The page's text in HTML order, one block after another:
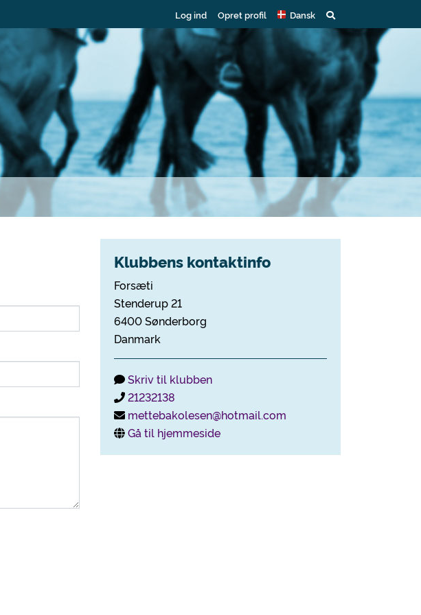
Log ind Opret profil Dansk
Klubbens kontaktinfo
Forsæti
Stenderup 21
6400 Sønderborg
Danmark
Skriv til klubben
21232138
mettebakolesen@hotmail.com
Gå til hjemmeside